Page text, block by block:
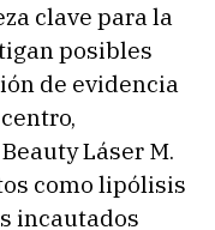
clave para la
posibles
de evidencia
Láser M.
como lipólisis
incautados